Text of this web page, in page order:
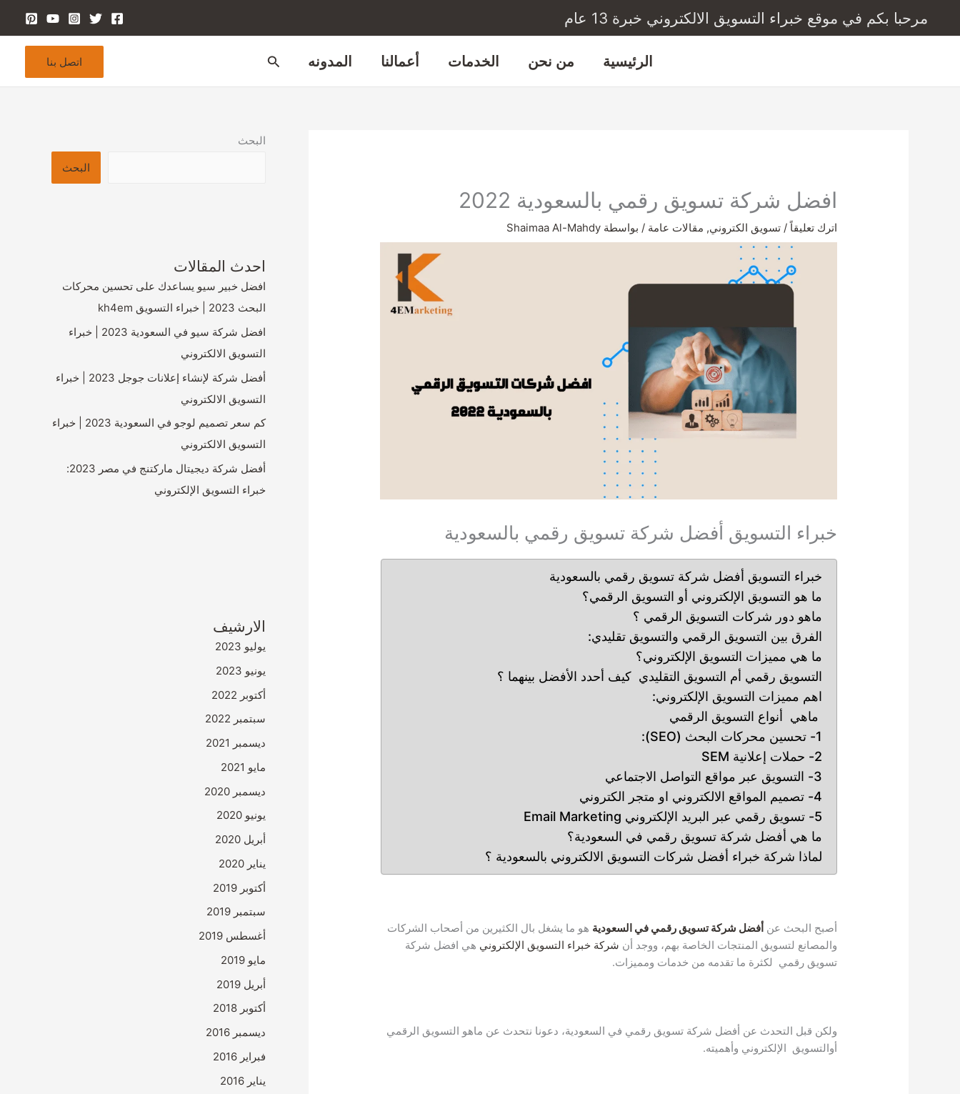
مرحبا بكم في موقع خبراء التسويق الالكتروني خبرة 13 عام
الرئيسية من نحن الخدمات أعمالنا المدونه البحث اتصل بنا
افضل شركة تسويق رقمي بالسعودية 2022
اترك تعليقاً /تسويق الكتروني, مقالات عامة / بواسطة Shaimaa Al-Mahdy
خبراء التسويق أفضل شركة تسويق رقمي بالسعودية
خبراء التسويق أفضل شركة تسويق رقمي بالسعودية
ما هو التسويق الإلكتروني أو التسويق الرقمي؟
ماهو دور شركات التسويق الرقمي ؟
الفرق بين التسويق الرقمي والتسويق تقليدي:
ما هي مميزات التسويق الإلكتروني؟
التسويق رقمي أم التسويق التقليدي كيف أحدد الأفضل بينهما ؟
اهم مميزات التسويق الإلكتروني:
ماهي أنواع التسويق الرقمي
1- تحسين محركات البحث (SEO):
2- حملات إعلانية SEM
3- التسويق عبر مواقع التواصل الاجتماعي
4- تصميم المواقع الالكتروني او متجر الكتروني
5- تسويق رقمي عبر البريد الإلكتروني Email Marketing
ما هي أفضل شركة تسويق رقمي في السعودية؟
لماذا شركة خبراء أفضل شركات التسويق الالكتروني بالسعودية ؟
أصبح البحث عنأفضل شركة تسويق رقمي في السعودية هو ما يشغل بال الكثيرين من أصحاب الشركات
والمصانع لتسويق المنتجات الخاصة بهم، ووجد أن شركة خبراء التسويق الإلكتروني هي افضل شركة
تسويق رقمي لكثرة ما تقدمه من خدمات ومميزات.
ولكن قبل التحدث عن أفضل شركة تسويق رقمي في السعودية، دعونا نتحدث عن ماهو التسويق الرقمي
أوالتسويق الإلكتروني وأهميته.
البحث
البحث
احدث المقالات
افضل خبير سيو يساعدك على تحسين محركات
البحث 2023 | خبراء التسويق kh4em
افضل شركة سيو في السعودية 2023 | خبراء
التسويق الالكتروني
أفضل شركة لإنشاء إعلانات جوجل 2023 | خبراء
التسويق الالكتروني
كم سعر تصميم لوجو في السعودية 2023 | خبراء
التسويق الالكتروني
أفضل شركة ديجيتال ماركتنج في مصر 2023:
خبراء التسويق الإلكتروني
الارشيف
يوليو 2023
يونيو 2023
أكتوبر 2022
سبتمبر 2022
ديسمبر 2021
مايو 2021
ديسمبر 2020
يونيو 2020
أبريل 2020
يناير 2020
أكتوبر 2019
سبتمبر 2019
أغسطس 2019
مايو 2019
أبريل 2019
أكتوبر 2018
ديسمبر 2016
فبراير 2016
يناير 2016